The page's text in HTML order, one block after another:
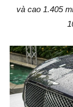
và cao 1.405